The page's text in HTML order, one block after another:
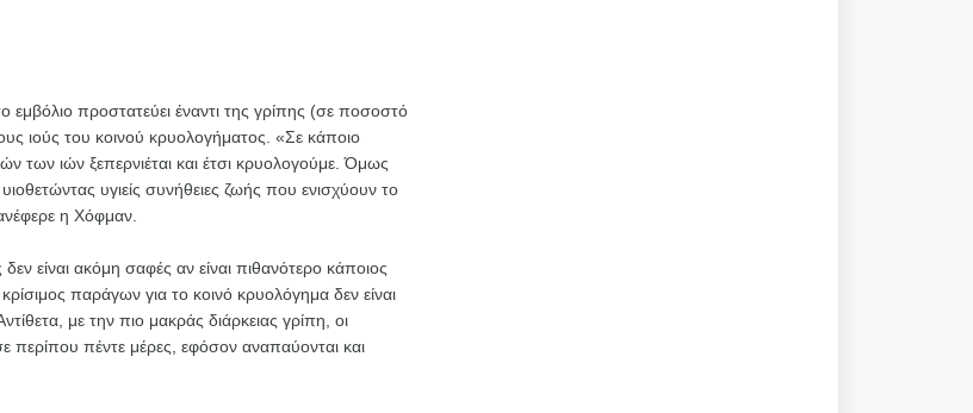
εμβόλιο προστατεύει έναντι της γρίπης (σε ποσοστό
ιούς του κοινού κρυολογήματος. «Σε κάποιο
των ιών ξεπερνιέται και έτσι κρυολογούμε. Όμως
υγιείς συνήθειες ζωής που ενισχύουν το
η Χόφμαν.
είναι ακόμη σαφές αν είναι πιθανότερο κάποιος
παράγων για το κοινό κρυολόγημα δεν είναι
με την πιο μακράς διάρκειας γρίπη, οι
πέντε μέρες, εφόσον αναπαύονται και